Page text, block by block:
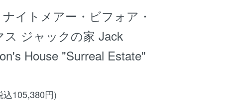
ナイトメアー・ビフォア・
ス ジャックの家 Jack
House "Surreal Estate"
105,380円)